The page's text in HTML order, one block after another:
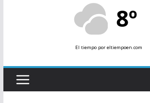
8º
El tiempopor eltiempoen.com